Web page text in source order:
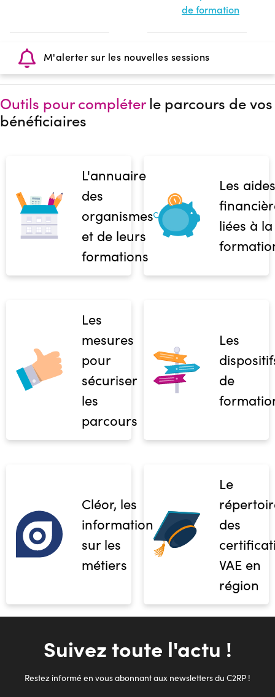
de formation
M'alerter sur les nouvelles sessions
Outils pour compléterle parcours de vos
bénéficiaires
L'annuaire
des
organismes
et de leurs
formations
Les aides
liées à la
Les
mesures
pour
sécuriser
les
parcours
Les
de
Cléor, les
informations
sur les
métiers
Le
des
VAE en
région
Suivez toute l'actu !
Restez informé en vous abonnant aux newsletters du C2RP !